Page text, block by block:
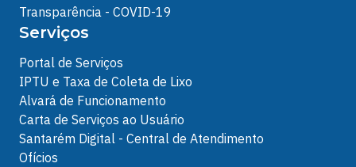
Transparência - COVID-19
Serviços
Portal de Serviços
IPTU e Taxa de Coleta de Lixo
Alvará de Funcionamento
Carta de Serviços ao Usuário
Santarém Digital - Central de Atendimento
Ofícios